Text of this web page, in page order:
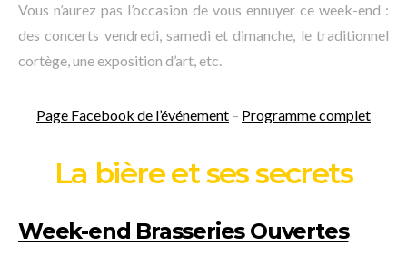
Vous n’aurez pas l’occasion de vous ennuyer ce week-end :
des concerts vendredi, samedi et dimanche, le traditionnel
cortège, une exposition d’art, etc.
Page Facebook de l’événement – Programme complet
La bière et ses secrets
Week-end Brasseries Ouvertes